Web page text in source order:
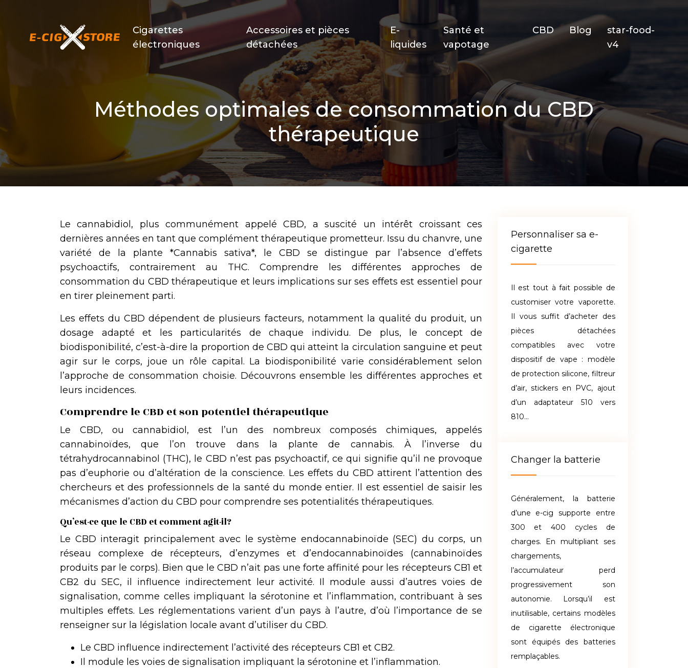
Cigarettes
électroniques
Accessoires et pièces
détachées
E-
liquides
Santé et
vapotage
CBD Blog
star-food-
v4
Méthodes optimales de consommation du CBD
thérapeutique
Le cannabidiol, plus communément appelé CBD, a suscité un intérêt croissant ces
dernières années en tant que complément thérapeutique prometteur. Issu du chanvre, une
variété de la plante *Cannabis sativa*, le CBD se distingue par l’absence d’effets
psychoactifs, contrairement au THC. Comprendre les différentes approches de
consommation du CBD thérapeutique et leurs implications sur ses effets est essentiel pour
en tirer pleinement parti.
Les effets du CBD dépendent de plusieurs facteurs, notamment la qualité du produit, un
dosage adapté et les particularités de chaque individu. De plus, le concept de
biodisponibilité, c’est-à-dire la proportion de CBD qui atteint la circulation sanguine et peut
agir sur le corps, joue un rôle capital. La biodisponibilité varie considérablement selon
l’approche de consommation choisie. Découvrons ensemble les différentes approches et
leurs incidences.
Comprendre le CBD et son potentiel thérapeutique
Le CBD, ou cannabidiol, est l’un des nombreux composés chimiques, appelés
cannabinoïdes, que l’on trouve dans la plante de cannabis. À l’inverse du
tétrahydrocannabinol (THC), le CBD n’est pas psychoactif, ce qui signifie qu’il ne provoque
pas d’euphorie ou d’altération de la conscience. Les effets du CBD attirent l’attention des
chercheurs et des professionnels de la santé du monde entier. Il est essentiel de saisir les
mécanismes d’action du CBD pour comprendre ses potentialités thérapeutiques.
Qu’est-ce que le CBD et comment agit-il?
Le CBD interagit principalement avec le système endocannabinoïde (SEC) du corps, un
réseau complexe de récepteurs, d’enzymes et d’endocannabinoïdes (cannabinoïdes
produits par le corps). Bien que le CBD n’ait pas une forte affinité pour les récepteurs CB1 et
CB2 du SEC, il influence indirectement leur activité. Il module aussi d’autres voies de
signalisation, comme celles impliquant la sérotonine et l’inflammation, contribuant à ses
multiples effets. Les réglementations varient d’un pays à l’autre, d’où l’importance de se
renseigner sur la législation locale avant d’utiliser du CBD.
Le CBD influence indirectement l’activité des récepteurs CB1 et CB2.
Il module les voies de signalisation impliquant la sérotonine et l’inflammation.
Personnaliser sa e-
cigarette
Il est tout à fait possible de
customiser votre vaporette.
Il vous suffit d’acheter des
pièces détachées
compatibles avec votre
dispositif de vape : modèle
de protection silicone, filtreur
d’air, stickers en PVC, ajout
d’un adaptateur 510 vers
810…
Changer la batterie
Généralement, la batterie
d’une e-cig supporte entre
300 et 400 cycles de
charges. En multipliant ses
chargements,
l’accumulateur perd
progressivement son
autonomie. Lorsqu’il est
inutilisable, certains modèles
de cigarette électronique
sont équipés des batteries
remplaçables.